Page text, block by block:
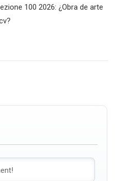
100 2026: ¿Obra de arte